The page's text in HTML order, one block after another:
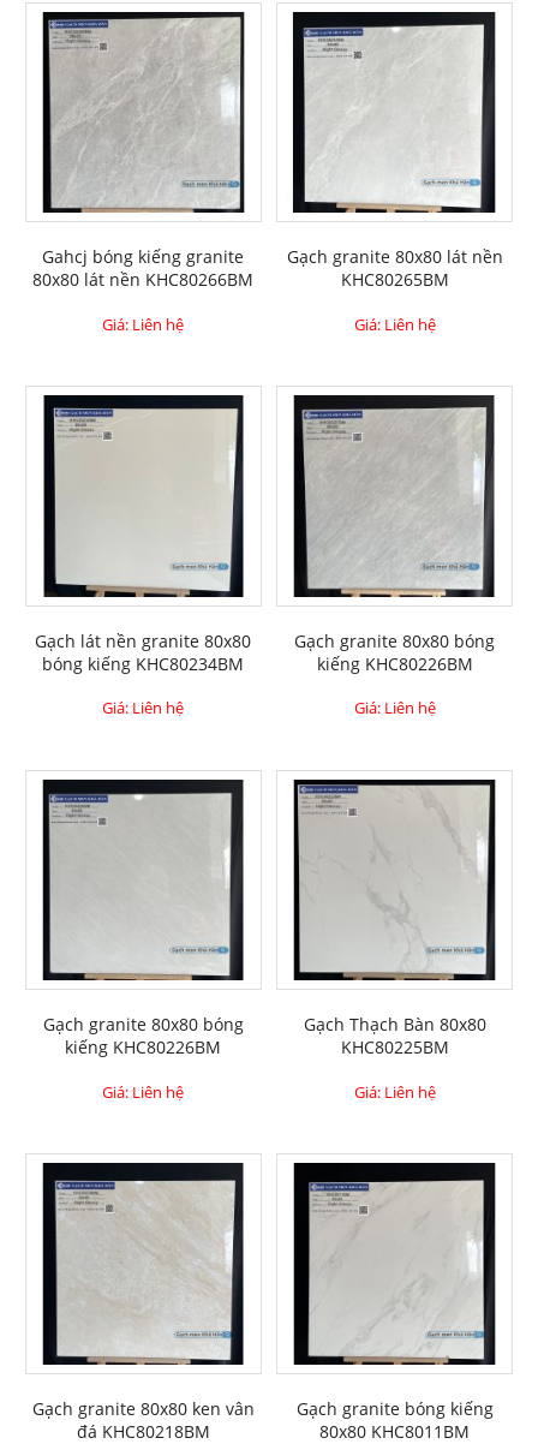
Gahcj bóng kiếng granite
80x80 lát nền KHC80266BM
Giá: Liên hệ
Gạch granite 80x80 lát nền
KHC80265BM
Giá: Liên hệ
Gạch lát nền granite 80x80
bóng kiếng KHC80234BM
Giá: Liên hệ
Gạch granite 80x80 bóng
kiếng KHC80226BM
Giá: Liên hệ
Gạch granite 80x80 bóng
kiếng KHC80226BM
Giá: Liên hệ
Gạch Thạch Bàn 80x80
KHC80225BM
Giá: Liên hệ
Gạch granite 80x80 ken vân
đá KHC80218BM
Gạch granite bóng kiếng
80x80 KHC8011BM